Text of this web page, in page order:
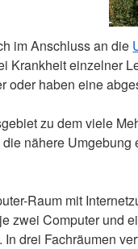
im Anschluss an die
Krankheit einzelner
oder haben eine
zu dem viele
nähere
Raum mit
zwei Computer und
drei Fachräumen